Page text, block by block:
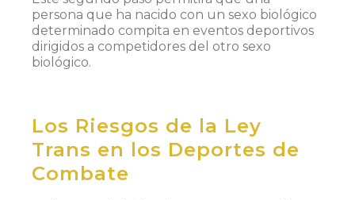
persona que ha nacido con un sexo biológico
determinado compita en eventos deportivos
dirigidos a competidores del otro sexo
biológico.
Los Riesgos de la Ley
Trans en los Deportes de
Combate